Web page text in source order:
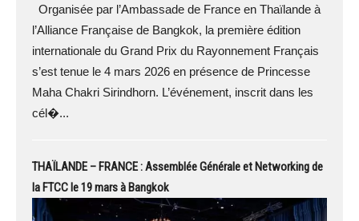
Organisée par l’Ambassade de France en Thaïlande à
l’Alliance Française de Bangkok, la première édition
internationale du Grand Prix du Rayonnement Français
s’est tenue le 4 mars 2026 en présence de Princesse
Maha Chakri Sirindhorn. L’événement, inscrit dans les
cél�...
THAÏLANDE – FRANCE : Assemblée Générale et Networking de
la FTCC le 19 mars à Bangkok